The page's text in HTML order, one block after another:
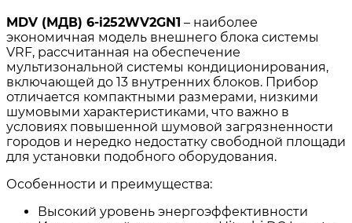
MDV (МДВ) 6-i252WV2GN1 – наиболее
экономичная модель внешнего блока системы
VRF, рассчитанная на обеспечение
мультизональной системы кондиционирования,
включающей до 13 внутренних блоков. Прибор
отличается компактными размерами, низкими
шумовыми характеристиками, что важно в
условиях повышенной шумовой загрязненности
городов и нередко недостатку свободной площади
для установки подобного оборудования.
Особенности и преимущества:
Высокий уровень энергоэффективности